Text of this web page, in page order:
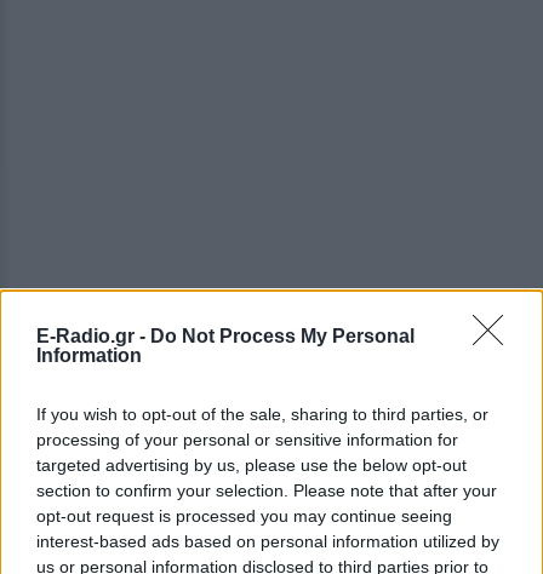
E-Radio.gr - Do Not Process My Personal
Information
If you wish to opt-out of the sale, sharing to third parties, or
processing of your personal or sensitive information for
targeted advertising by us, please use the below opt-out
section to confirm your selection. Please note that after your
opt-out request is processed you may continue seeing
interest-based ads based on personal information utilized by
us or personal information disclosed to third parties prior to
ΔΕΙΤΕ ΕΠΙΣΗΣ